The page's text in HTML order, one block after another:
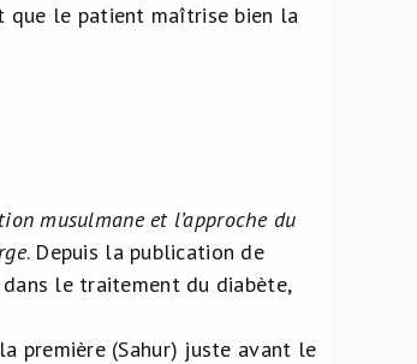
le patient maîtrise bien la
musulmane et l’approche du
. Depuis la publication de
le traitement du diabète,
première (Sahur) juste avant le